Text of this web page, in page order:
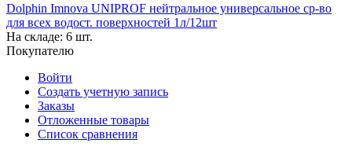
Dolphin Imnova UNIPROF нейтральное универсальное ср-во
для всех водост. поверхностей 1л/12шт
На складе: 6 шт.
Покупателю
Войти
Создать учетную запись
Заказы
Отложенные товары
Список сравнения